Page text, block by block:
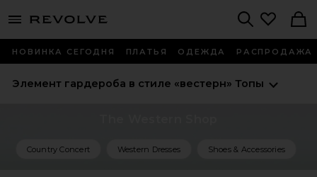
menu - shows more content
НОВИНКА СЕГОДНЯ ПЛАТЬЯ ОДЕЖДА РАСПРОДАЖА
Элемент гардероба в стиле «вестерн» Топы
Country Concert Western Dresses Shoes & Accessories